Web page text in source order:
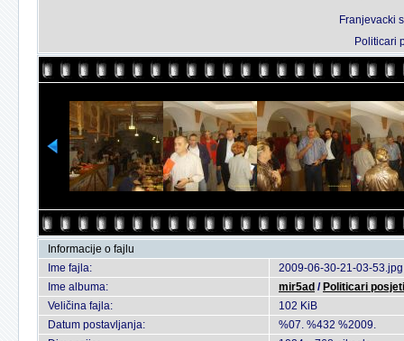
Franjevacki
Politicari
Informacije o fajlu
Ime fajla:
2009-06-30-21-03-53.jpg
Ime albuma:
mir5ad / Politicari
Veličina fajla:
102 KiB
Datum postavljanja:
%07. %432 %2009.